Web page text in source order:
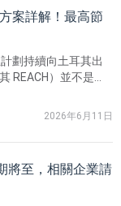
案詳解！最高節
劃持續向土耳其出
REACH）並不是
2026年6月11日
將至，相關企業請